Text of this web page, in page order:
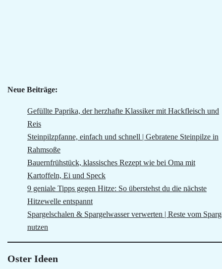
Neue Beiträge:
Gefüllte Paprika, der herzhafte Klassiker mit Hackfleisch und
Reis
Steinpilzpfanne, einfach und schnell | Gebratene Steinpilze in
Rahmsoße
Bauernfrühstück, klassisches Rezept wie bei Oma mit
Kartoffeln, Ei und Speck
9 geniale Tipps gegen Hitze: So überstehst du die nächste
Hitzewelle entspannt
Spargelschalen & Spargelwasser verwerten | Reste vom
nutzen
Oster Ideen